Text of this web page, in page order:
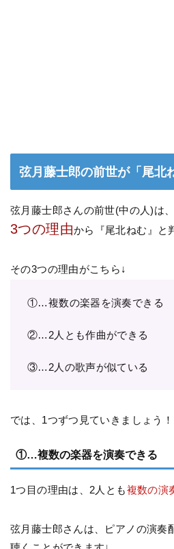
弦月藤士郎の前世が「尾北
弦月藤士郎さんの前世(中の人)は、
3つの理由から『尾北ねむ』と
その3つの理由がこちら↓
①…複数の楽器を演奏できる
②…2人とも作曲ができる
③…2人の歌声が似ている
では、1つずつ見ていきましょう！
①…複数の楽器を演奏できる
1つ目の理由は、2人とも複数の演
弦月藤士郎さんは、ピアノの演奏